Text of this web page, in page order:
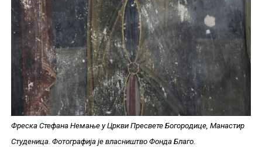
Фреска Стефана Немање у Цркви Пресвете Богородице, Манастир
Студеница. Фотографија је власништво Фонда Благо.